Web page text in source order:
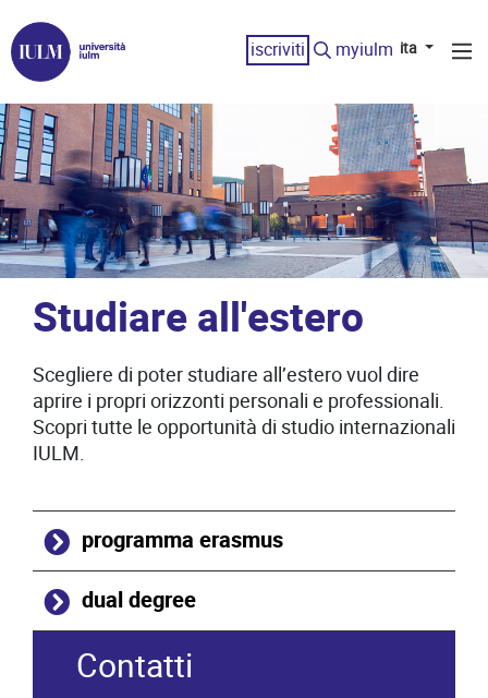
iscriviti myiulm ita
Studiare all'estero
Scegliere di poter studiare all’estero vuol dire
aprire i propri orizzonti personali e professionali.
Scopri tutte le opportunità di studio internazionali
IULM.
programma erasmus
dual degree
Contatti